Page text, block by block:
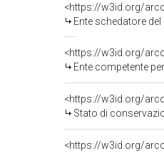
<https://w3id.org/
Ente schedatore
<https://w3id.org/
Ente competente
<https://w3id.org/
Stato di
<https://w3id.org/